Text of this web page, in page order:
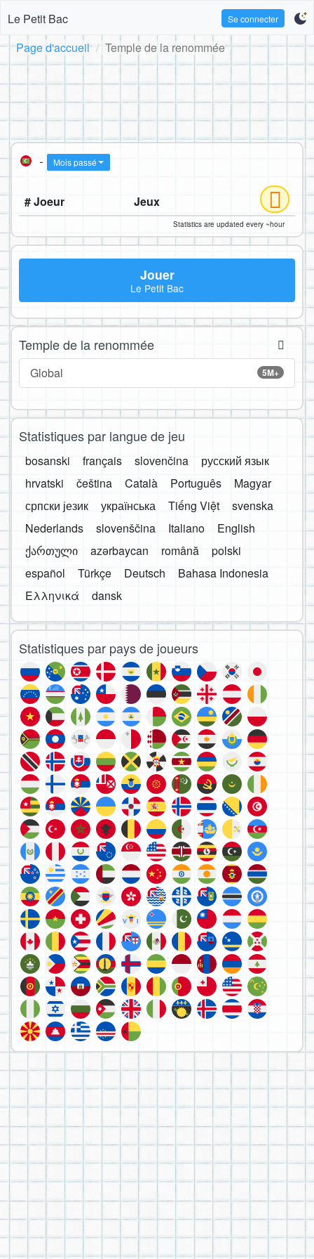
Le Petit Bac Se connecter
Page d'accueil Temple de la renommée
- Mois passé
# Joeur Jeux
Statistics are updated every ~hour
Jouer
Le Petit Bac
Temple de la renommée
5M+
Global
Statistiques par langue de jeu
bosanski français slovenčina
русский язык
hrvatski
čeština Català Português
Magyar
српски језик
українська Tiếng Việt
svenska
Nederlands
slovenščina Italiano
English
ქართული
azərbaycan română
polski
español
Türkçe Deutsch
Bahasa Indonesia
Ελληνικά
dansk
Statistiques par pays de joueurs